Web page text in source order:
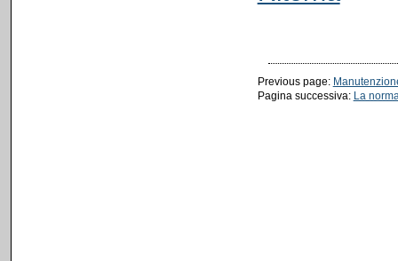
Previous page:
Pagina successiva: La